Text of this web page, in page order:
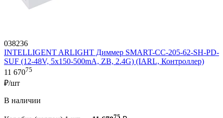
038236
INTELLIGENT ARLIGHT Диммер SMART-CC-205-62-SH-PD-
SUF (12-48V, 5x150-500mA, ZB, 2.4G) (IARL, Контроллер)
11 67075
₽/шт
В наличии